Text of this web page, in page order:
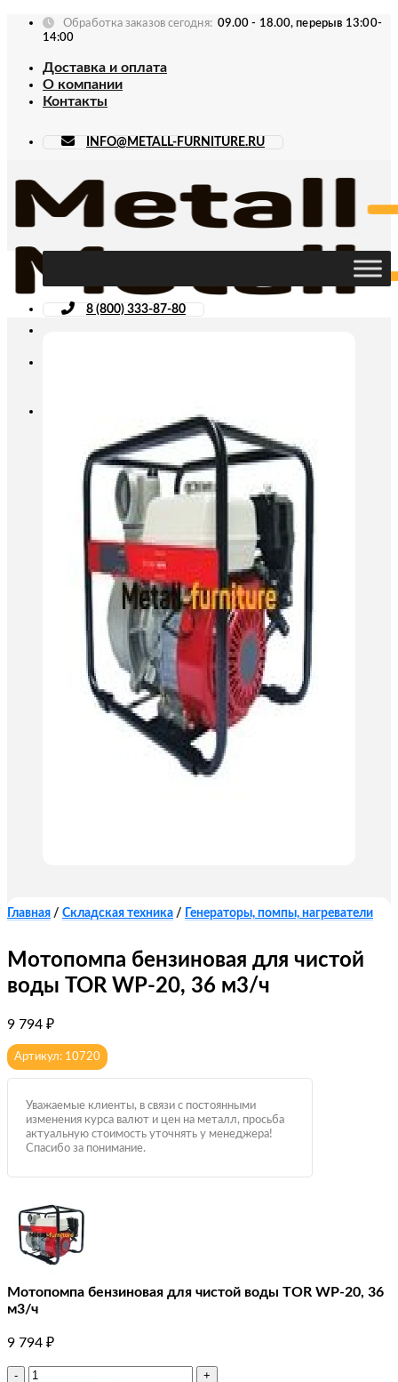
Skip
Обработка заказов сегодня: 09.00 - 18.00, перерыв 13:00-
14:00
Доставка и оплата
О компании
Контакты
INFO@METALL-FURNITURE.RU
8 (800) 333-87-80
Главная / Складская техника / Генераторы, помпы, нагреватели
Мотопомпа бензиновая для чистой
воды TOR WP-20, 36 м3/ч
9 794 ₽
Артикул: 10720
Уважаемые клиенты, в связи с постоянными
изменения курса валют и цен на металл, просьба
актуальную стоимость уточнять у менеджера!
Спасибо за понимание.
Мотопомпа бензиновая для чистой воды TOR WP-20, 36
м3/ч
9 794 ₽
Количество